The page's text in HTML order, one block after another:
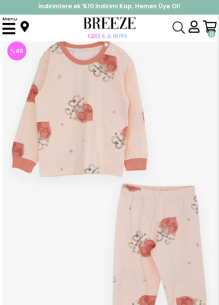
%30 Sepette Yaz İndirimi, Hemen Al!
İndirimlere ek %10 İndirimi Kap, Hemen Üye Ol!
0
Menu
Anasayfa Pijama & İç Giyim KIZ Pijama Takımları
%46